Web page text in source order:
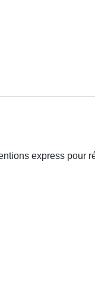
express pour